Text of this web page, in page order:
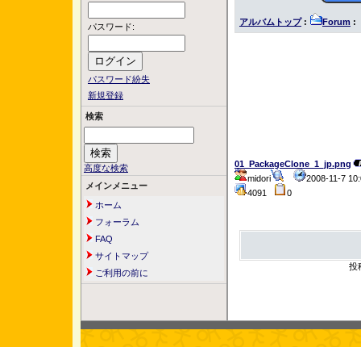
パスワード:
パスワード紛失
新規登録
検索
高度な検索
メインメニュー
ホーム
フォーラム
FAQ
サイトマップ
ご利用の前に
アルバムトップ: Forum :
01_PackageClone_1_jp.png
midori
2008-11-7
4091
0
投